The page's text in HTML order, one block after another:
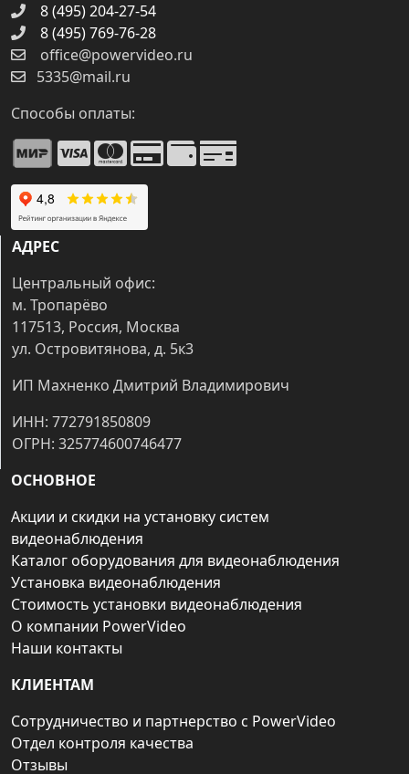
8 (495) 204-27-54
8 (495) 769-76-28
office@powervideo.ru
5335@mail.ru
Способы оплаты:
АДРЕС
Центральный офис:
м. Тропарёво
117513, Россия, Москва
ул. Островитянова, д. 5к3
ИП Махненко Дмитрий Владимирович
ИНН: 772791850809
ОГРН: 325774600746477
ОСНОВНОЕ
Акции и скидки на установку систем
видеонаблюдения
Каталог оборудования для видеонаблюдения
Установка видеонаблюдения
Стоимость установки видеонаблюдения
О компании PowerVideo
Наши контакты
КЛИЕНТАМ
Сотрудничество и партнерство с PowerVideo
Отдел контроля качества
Отзывы